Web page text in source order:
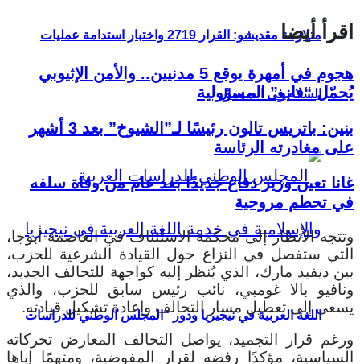
متلازمة مقديشو: القرار 2719 واختبار استدامة عمليات
السلام في الصومال
اللغة العربية في نيجيريا ودور “المجلس الوطني للدراسات
اقرأ أيضا
هجوم في أمهرة يوقع 5 مدنيين.. والأمن الإثيوبي
يُحمّل “فانو” المسؤولية
بنين: باتريس تالون رئيسًا لـ”الشيوخ” بعد 3 أشهر
على مغادرته الرئاسة
غانا تعين وزير دفاع جديدًا بعد عام من وفاة سلفه
في تحطم مروحية
وتتجه الأنظار إلى محكمة الاستئناف في العاصمة أبوجا،
التي ستفصل في النزاع حول القيادة الشرعية للحزب،
بين ديفيد مارك، الذي يُنظر إليه كواجهة للتحالف الجديد،
ونافيو بالا غومبي، نائب رئيس سابق للحزب، والذي
يسعى إلى تعطيل مسار التحالف وإعادة تشكيل قيادته.
ورغم قرار التجميد، يواصل التحالف المعارض تحركاته
السياسية، مؤكدًا رفضه لقرار المفوضية، ومتهمًا إياها